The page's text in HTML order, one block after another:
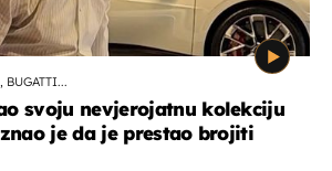
BUGATTI...
svoju nevjerojatnu kolekciju
je da je prestao brojiti